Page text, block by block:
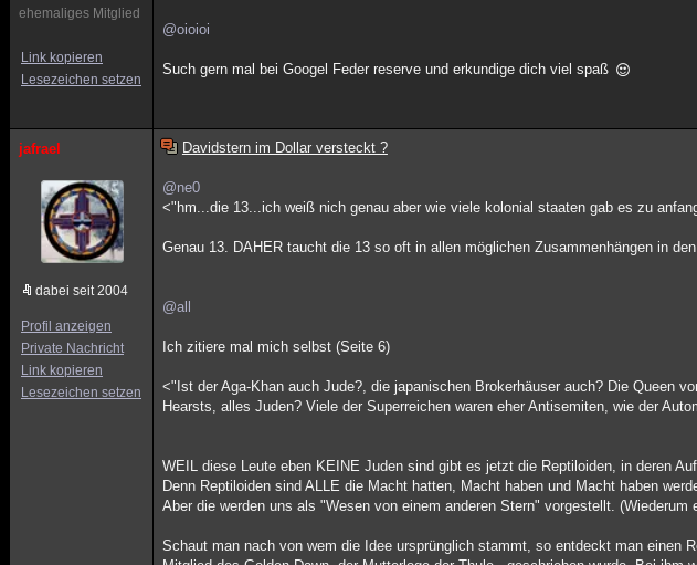
ehemaliges Mitglied
Link kopieren
Lesezeichen setzen
@oioioi
Such gern mal bei Googel Feder reserve und erkundige dich viel spaß
jafrael
dabei seit 2004
Profil anzeigen
Private Nachricht
Link kopieren
Lesezeichen setzen
Davidstern im Dollar versteckt ?
@ne0
<"hm...die 13...ich weiß nich genau aber wie viele kolonial staaten gab es zu
Genau 13. DAHER taucht die 13 so oft in allen möglichen Zusammenhängen in
@all
Ich zitiere mal mich selbst (Seite 6)
<"Ist der Aga-Khan auch Jude?, die japanischen Brokerhäuser auch? Die Queen
Hearsts, alles Juden? Viele der Superreichen waren eher Antisemiten, wie der
WEIL diese Leute eben KEINE Juden sind gibt es jetzt die Reptiloiden, in deren
Denn Reptiloiden sind ALLE die Macht hatten, Macht haben und Macht haben
Aber die werden uns als "Wesen von einem anderen Stern" vorgestellt.
Schaut man nach von wem die Idee ursprünglich stammt, so entdeckt man einen